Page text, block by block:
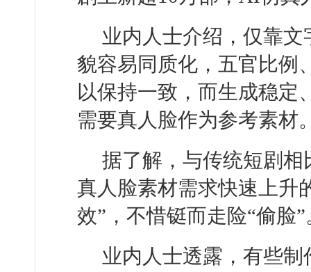
业内人士介绍，仅靠
貌容易同质化，五官比例
以保持一致，而生成稳定
需要真人脸作为参考素材
据了解，与传统短剧
真人脸素材需求快速上升
效”，不惜铤而走险“偷脸”
业内人士透露，有些